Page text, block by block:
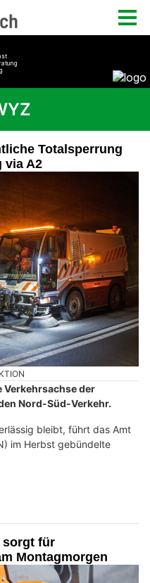
Totalsperrung
via A2
Verkehrsachse der
Nord-Süd-Verkehr.
bleibt, führt das Amt
im Herbst gebündelte
sorgt für
Montagmorgen